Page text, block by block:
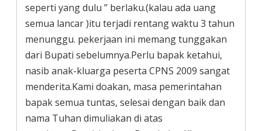
seperti yang dulu ” berlaku.(kalau ada uang
semua lancar )itu terjadi rentang waktu 3 tahun
menunggu. pekerjaan ini memang tunggakan
dari Bupati sebelumnya.Perlu bapak ketahui,
nasib anak-kluarga peserta CPNS 2009 sangat
menderita.Kami doakan, masa pemerintahan
bapak semua tuntas, selesai dengan baik dan
nama Tuhan dimuliakan di atas